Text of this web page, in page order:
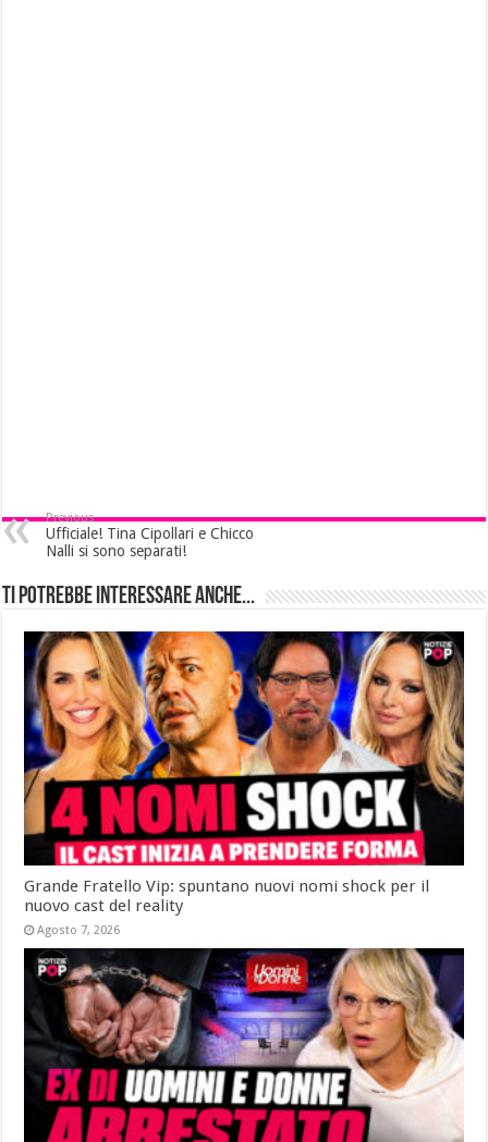
Previous
Ufficiale! Tina Cipollari e Chicco
Nalli si sono separati!
Ti potrebbe interessare anche...
Grande Fratello Vip: spuntano nuovi nomi shock per il
nuovo cast del reality
Agosto 7, 2026